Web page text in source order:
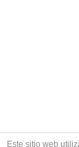
Este sitio web